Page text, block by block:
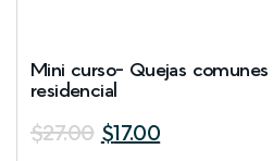
Mini curso- Quejas
residencial
$27.00 $17.00